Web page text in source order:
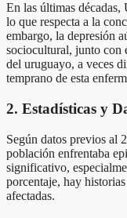
En las últimas décadas,
lo que respecta a la
embargo, la depresión
sociocultural, junto con
del uruguayo, a veces
temprano de esta
2. Estadísticas y
Según datos previos al
población enfrentaba
significativo,
porcentaje, hay
afectadas.